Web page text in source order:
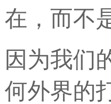
在，而不
因为我们
何外界的